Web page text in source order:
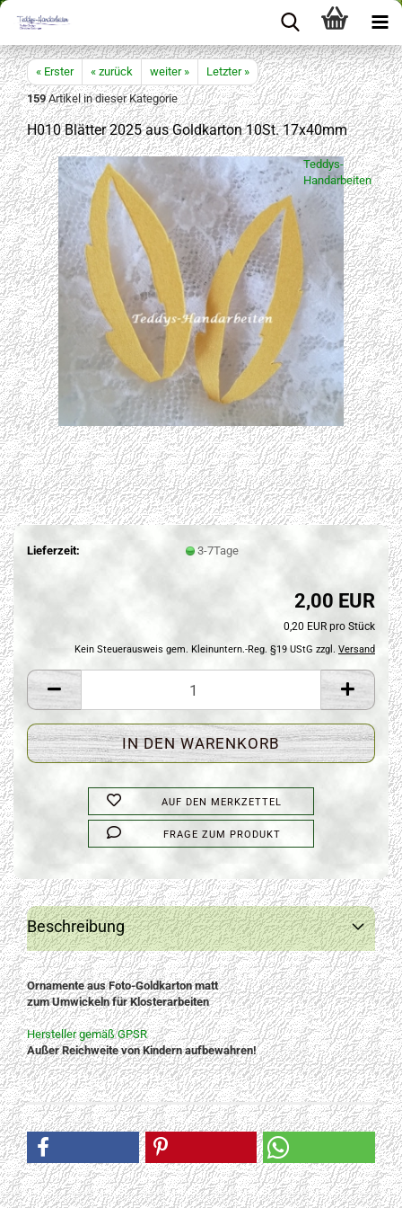
« Erster « zurück weiter »
Letzter »
159Artikel in dieser Kategorie
H010 Blätter 2025 aus Goldkarton 10St. 17x40mm
Teddys-
Handarbeiten
Lieferzeit: 3-7Tage
2,00 EUR
0,20 EUR pro Stück
Kein Steuerausweis gem. Kleinuntern.-Reg. §19 UStG zzgl. Versand
AUF DEN MERKZETTEL
FRAGE ZUM PRODUKT
Beschreibung
Ornamente aus Foto-Goldkarton matt
zum Umwickeln für Klosterarbeiten
Hersteller gemäß GPSR
Außer Reichweite von Kindern aufbewahren!